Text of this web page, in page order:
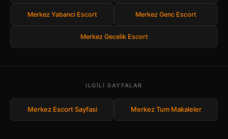
Merkez Yabanci Escort Merkez Genc Escort
Merkez Gecelik Escort
ILGILI SAYFALAR
Merkez Escort Sayfasi Merkez Tum Makaleler